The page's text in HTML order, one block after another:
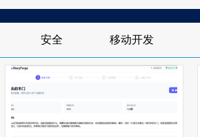
安全 移动开发